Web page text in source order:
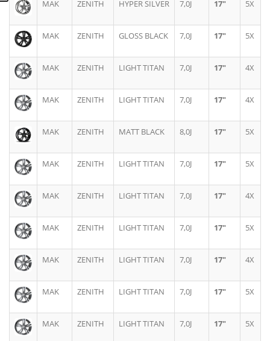
MAK ZENITH HYPER SILVER 7,0J 17" 5X
MAK ZENITH GLOSS BLACK 7,0J 17" 5X
MAK ZENITH LIGHT TITAN 7,0J 17" 4X
MAK ZENITH LIGHT TITAN 7,0J 17" 4X
MAK ZENITH MATT BLACK 8,0J 17" 5X
MAK ZENITH LIGHT TITAN 7,0J 17" 5X
MAK ZENITH LIGHT TITAN 7,0J 17" 4X
MAK ZENITH LIGHT TITAN 7,0J 17" 5X
MAK ZENITH LIGHT TITAN 7,0J 17" 4X
MAK ZENITH LIGHT TITAN 7,0J 17" 5X
MAK ZENITH LIGHT TITAN 7,0J 17" 5X